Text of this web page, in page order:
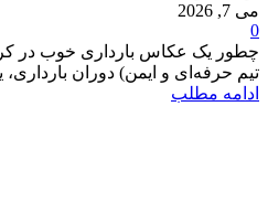
می 7, 2026
0
چطور یک عکاس بارداری خوب در کرج
تیم حرفه‌ای و ایمن) دوران بارداری،
ادامه مطلب